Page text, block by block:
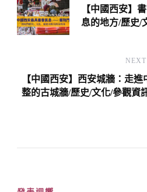
Navigation
【中國西安】
息的地方/歷史/
【中國西安】西安城牆：走進
整的古城牆/歷史/文化/參觀資